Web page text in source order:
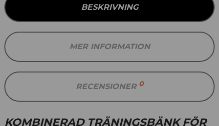
BESKRIVNING
MER INFORMATION
RECENSIONER 0
KOMBINERAD TRÄNINGSBÄNK FÖR